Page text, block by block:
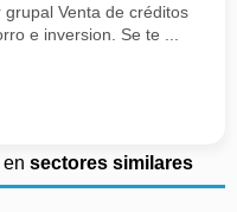
grupal Venta de créditos
e inversion. Se te ...
sectores similares